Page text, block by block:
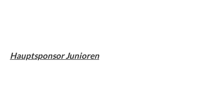
Hauptsponsor Junioren